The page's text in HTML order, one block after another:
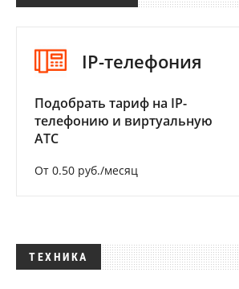
IP-телефония
Подобрать тариф на IP-
телефонию и виртуальную
АТС
От 0.50 руб./месяц
ТЕХНИКА